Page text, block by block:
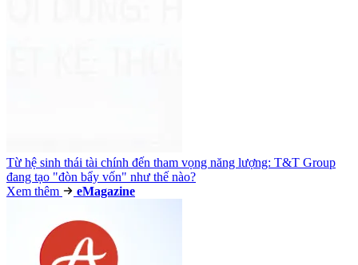
Từ hệ sinh thái tài chính đến tham vọng năng lượng: T&T Group
đang tạo "đòn bẩy vốn" như thế nào?
Xem thêm
eMagazine